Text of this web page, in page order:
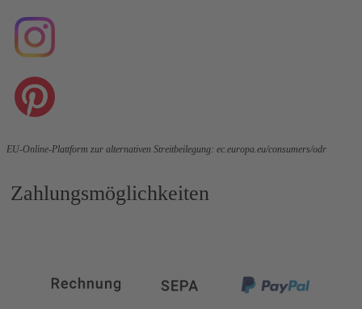
EU-Online-Plattform zur alternativen Streitbeilegung: ec.europa.eu/consumers/odr
Zahlungsmöglichkeiten